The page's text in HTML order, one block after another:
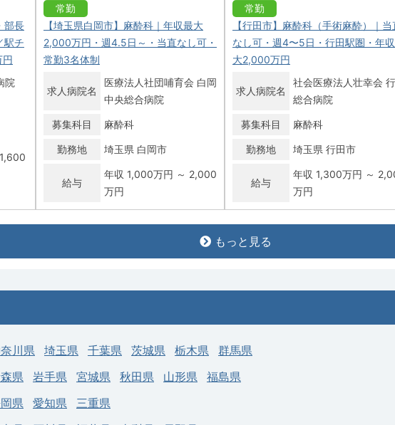
部長
駅チ
円
院
常勤
【埼玉県白岡市】麻酔科｜年収最大
2,000万円・週4.5日～・当直なし可・
常勤3名体制
求人病院名
医療法人社団哺育会 白岡
中央総合病院
募集科目 麻酔科
勤務地 埼玉県 白岡市
給与
年収 1,000万円 ～ 2,000
万円
常勤
【行田市】麻酔科（手術麻酔）｜当
なし可・週4〜5日・行田駅圏・年
大2,000万円
求人病院名
社会医療法人壮幸会
総合病院
募集科目 麻酔科
勤務地 埼玉県 行田市
給与
年収 1,300万円 ～
万円
ール
十字
常勤
【埼玉県上尾市】麻酔科｜年収1,500
万円可・専門研修プログラム・症例豊
麻酔科
給与
万円
常勤
【行田市】麻酔科／週4・5日
もっと見る
川県 埼玉県 千葉県 茨城県 栃木県
群馬県
県 岩手県 宮城県 秋田県 山形県
福島県
県 愛知県
三重県